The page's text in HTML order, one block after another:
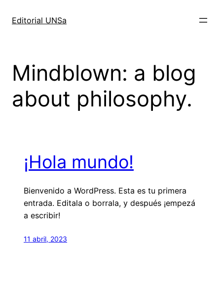
Editorial UNSa
Mindblown: a blog
about philosophy.
¡Hola mundo!
Bienvenido a WordPress. Esta es tu primera
entrada. Editala o borrala, y después ¡empezá
a escribir!
11 abril, 2023